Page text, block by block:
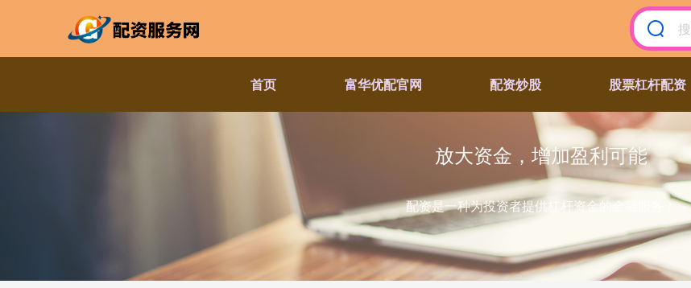
首页 富华优配官网 配资炒股 股票杠杆配资
放大资金，增加盈利可能
配资是一种为投资者提供杠杆资金的金融服务！